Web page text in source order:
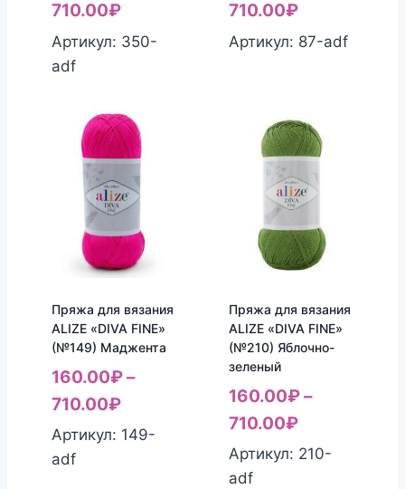
710.00₽
Артикул: 350-
adf
710.00₽
Артикул: 87-adf
Пряжа для вязания
ALIZE «DIVA FINE»
(№149) Маджента
160.00₽–
710.00₽
Артикул: 149-
adf
Пряжа для вязания
ALIZE «DIVA FINE»
(№210) Яблочно-
зеленый
160.00₽–
710.00₽
Артикул: 210-
adf